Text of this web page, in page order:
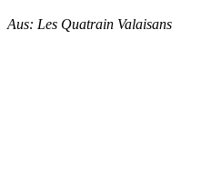
Aus: Les Quatrain Valaisans